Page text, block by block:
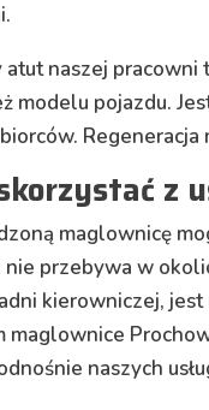
atut naszej
modelu pojazdu.
z
maglownicę
przebywa w
kierowniczej,
maglownice
naszych